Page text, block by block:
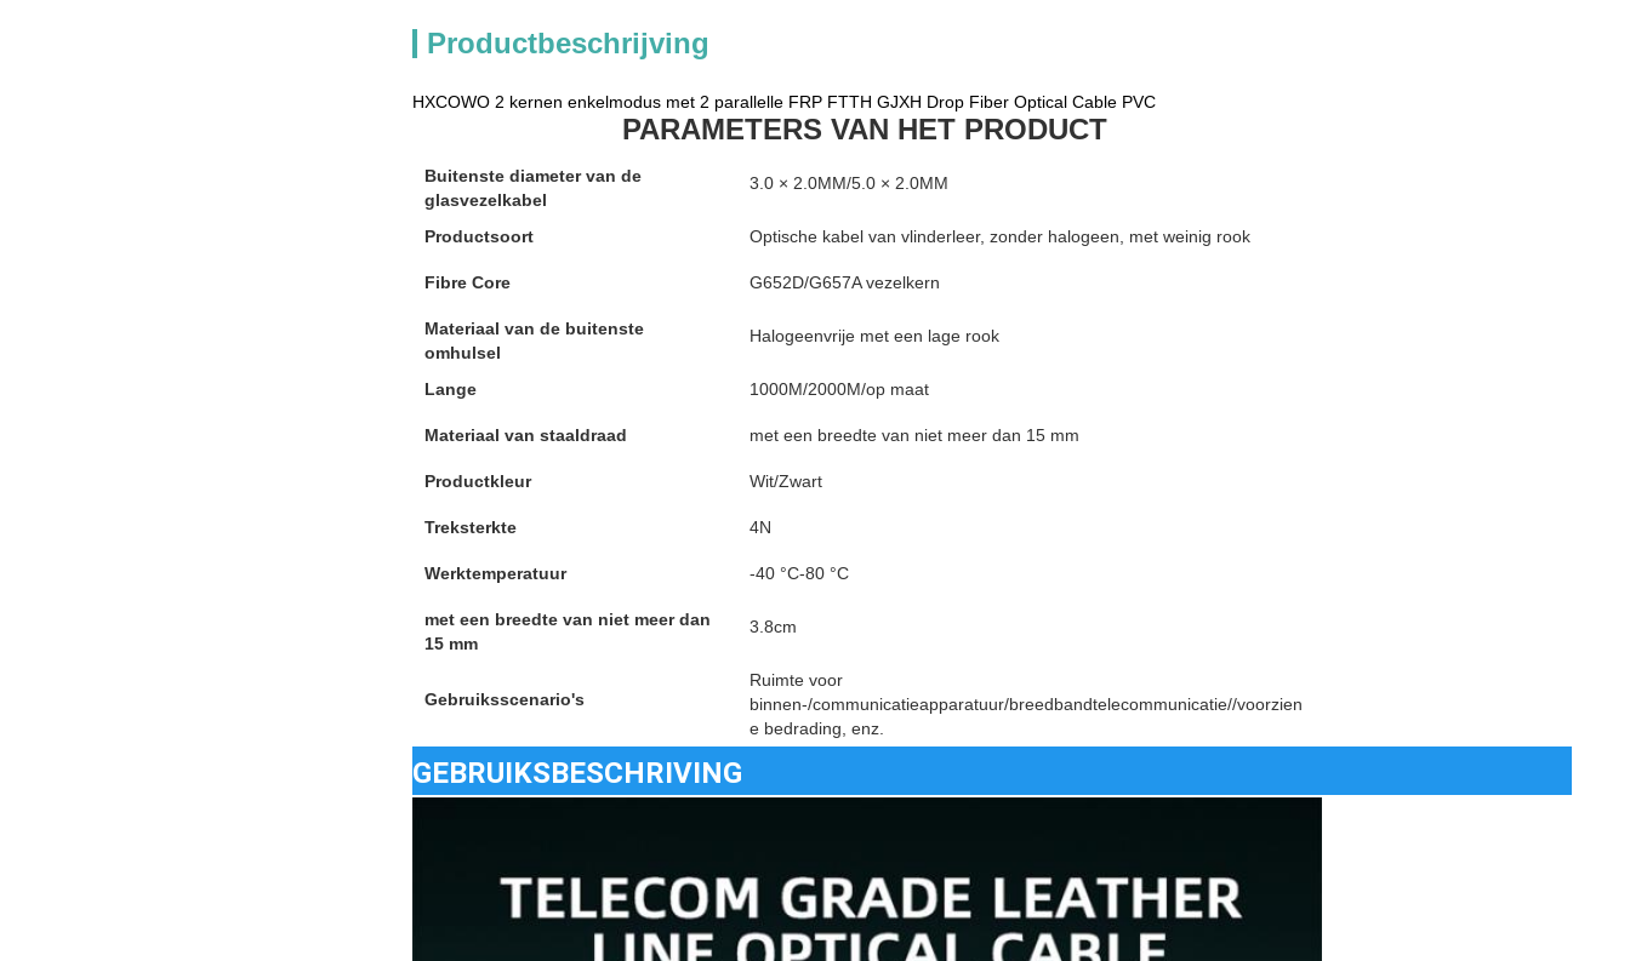
Productbeschrijving
HXCOWO 2 kernen enkelmodus met 2 parallelle FRP FTTH GJXH Drop Fiber Optical Cable PVC
PARAMETERS VAN HET PRODUCT
Buitenste diameter van de
glasvezelkabel
3.0 × 2.0MM/5.0 × 2.0MM
Productsoort Optische kabel van vlinderleer, zonder halogeen, met weinig rook
Fibre Core G652D/G657A vezelkern
Materiaal van de buitenste
omhulsel
Halogeenvrije met een lage rook
Lange 1000M/2000M/op maat
Materiaal van staaldraad met een breedte van niet meer dan 15 mm
Productkleur Wit/Zwart
Treksterkte 4N
Werktemperatuur -40 °C-80 °C
met een breedte van niet meer dan
15 mm
3.8cm
Gebruiksscenario's
Ruimte voor
binnen-/communicatieapparatuur/breedbandtelecommunicatie//voorzien
e bedrading, enz.
GEBRUIKSBESCHRIVING